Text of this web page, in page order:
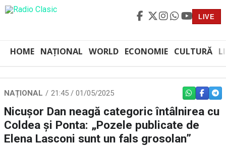
LIVE
HOME NAȚIONAL WORLD ECONOMIE CULTURĂ
NAȚIONAL 21:45 / 01/05/2025 WHATSAPP
Nicușor Dan neagă categoric întâlnirea cu
Coldea și Ponta: „Pozele publicate de
Elena Lasconi sunt un fals grosolan”